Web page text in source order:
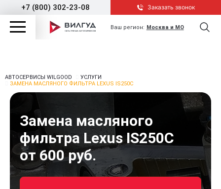
+7 (800) 302-23-08 Заказать звонок
Ваш регион: Москва и МО
АВТОСЕРВИСЫ WILGOOD
УСЛУГИ
ЗАМЕНА МАСЛЯНОГО ФИЛЬТРА LEXUS IS250C
Замена масляного
фильтра Lexus IS250C
от 600 руб.